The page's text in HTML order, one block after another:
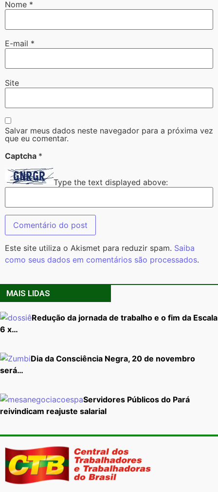
Nome *
E-mail *
Site
Salvar meus dados neste navegador para a próxima vez
que eu comentar.
Captcha *
Type the text displayed above:
Este site utiliza o Akismet para reduzir spam. Saiba
como seus dados em comentários são processados.
MAIS LIDAS
Redução da jornada de trabalho e o fim da Escala
6 x…
Dia da Consciência Negra, 20 de novembro
será…
Servidores Públicos do Pará
reivindicam reajuste salarial